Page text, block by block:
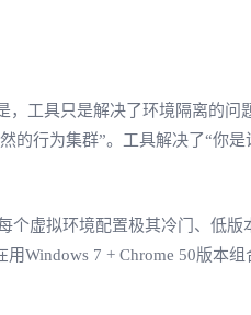
，工具只是解决了环境隔离的
行为集群”。工具解决了“你是
虚拟环境配置极其冷门、低
Windows 7 + Chrome 50版本